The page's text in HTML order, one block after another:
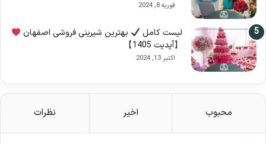
فوریه 8, 2024
لیست کامل
بهترین شیرینی فروشی اصفهان
【آپدیت 1405】
اکتبر 13, 2024
محبوب اخیر نظرات